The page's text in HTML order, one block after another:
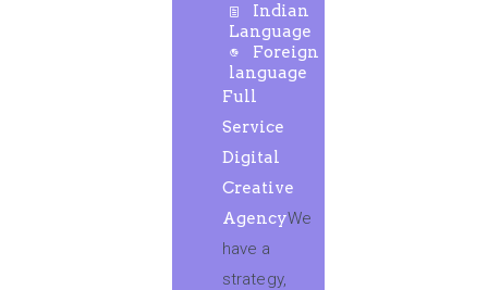
Indian
Language
Foreign
language
Full
Service
Digital
Creative
AgencyWe
have a
strategy,